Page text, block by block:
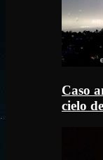
Caso
cielo